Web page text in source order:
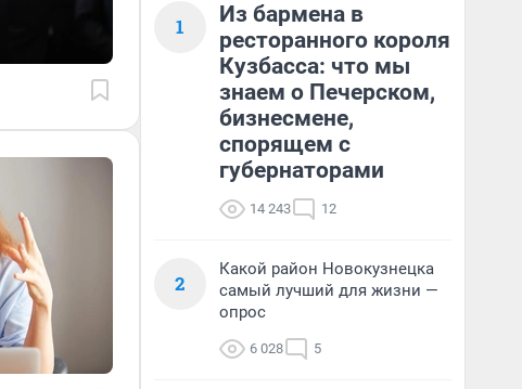
1
Из бармена в
ресторанного короля
Кузбасса: что мы
знаем о Печерском,
бизнесмене,
спорящем с
губернаторами
14 243 12
2
Какой район Новокузнецка
самый лучший для жизни —
опрос
6 028 5